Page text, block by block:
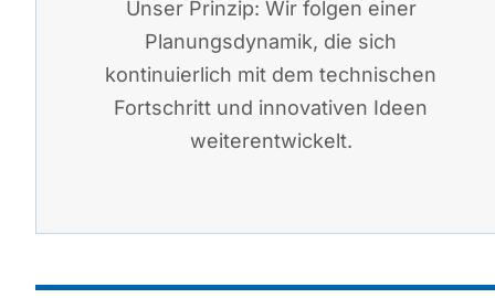
Unser Prinzip: Wir folgen einer
Planungsdynamik, die sich
kontinuierlich mit dem technischen
Fortschritt und innovativen Ideen
weiterentwickelt.